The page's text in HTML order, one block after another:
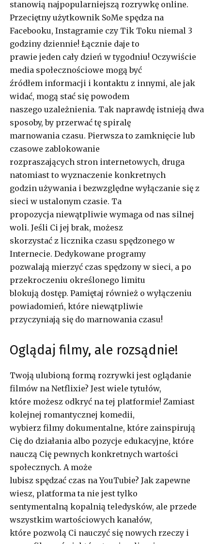
stanowią najpopularniejszą rozrywkę online.
Przeciętny użytkownik SoMe spędza na
Facebooku, Instagramie czy Tik Toku niemal 3
godziny dziennie! Łącznie daje to
prawie jeden cały dzień w tygodniu! Oczywiście
media społecznościowe mogą być
źródłem informacji i kontaktu z innymi, ale jak
widać, mogą stać się powodem
naszego uzależnienia. Tak naprawdę istnieją dwa
sposoby, by przerwać tę spiralę
marnowania czasu. Pierwsza to zamknięcie lub
czasowe zablokowanie
rozpraszających stron internetowych, druga
natomiast to wyznaczenie konkretnych
godzin używania i bezwzględne wyłączanie się z
sieci w ustalonym czasie. Ta
propozycja niewątpliwie wymaga od nas silnej
woli. Jeśli Ci jej brak, możesz
skorzystać z licznika czasu spędzonego w
Internecie. Dedykowane programy
pozwalają mierzyć czas spędzony w sieci, a po
przekroczeniu określonego limitu
blokują dostęp. Pamiętaj również o wyłączeniu
powiadomień, które niewątpliwie
przyczyniają się do marnowania czasu!
Oglądaj filmy, ale rozsądnie!
Twoją ulubioną formą rozrywki jest oglądanie
filmów na Netflixie? Jest wiele tytułów,
które możesz odkryć na tej platformie! Zamiast
kolejnej romantycznej komedii,
wybierz filmy dokumentalne, które zainspirują
Cię do działania albo pozycje edukacyjne, które
nauczą Cię pewnych konkretnych wartości
społecznych. A może
lubisz spędzać czas na YouTubie? Jak zapewne
wiesz, platforma ta nie jest tylko
sentymentalną kopalnią teledysków, ale przede
wszystkim wartościowych kanałów,
które pozwolą Ci nauczyć się nowych rzeczy i